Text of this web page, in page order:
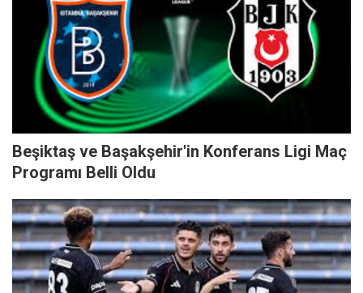
Beşiktaş ve Başakşehir'in Konferans Ligi Maç
Programı Belli Oldu